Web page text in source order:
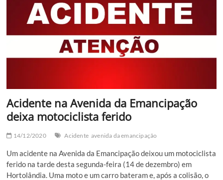
Acidente na Avenida da Emancipação
deixa motociclista ferido
14/12/2020 Acidente avenida da emancipação
Um acidente na Avenida da Emancipação deixou um motociclista
ferido na tarde desta segunda-feira (14 de dezembro) em
Hortolândia. Uma moto e um carro bateram e, após a colisão, o